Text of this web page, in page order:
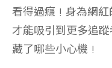
看得過癮 ! 身為網
才能吸引到更多追
藏了哪些小心機 !